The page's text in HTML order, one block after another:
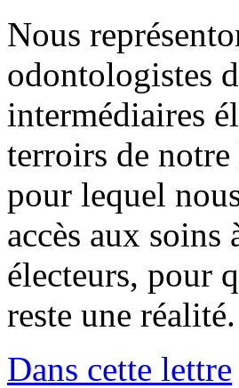
Nous
odontologistes
intermédiaires
terroirs de
pour lequel
accès aux
électeurs, pour
reste une réalité.
Dans cette lettre